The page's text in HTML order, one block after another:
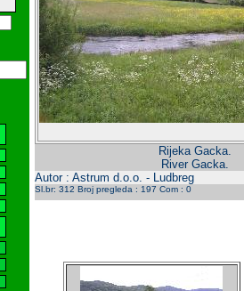
Rijeka Gacka.
River Gacka.
Autor : Astrum d.o.o. - Ludbreg
Sl.br: 312 Broj pregleda : 197 Com : 0